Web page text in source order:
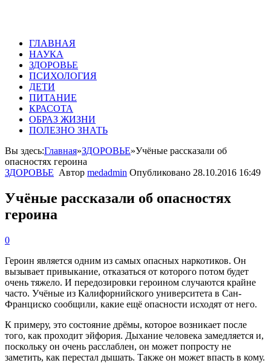
ГЛАВНАЯ
НАУКА
ЗДОРОВЬЕ
ПСИХОЛОГИЯ
ДЕТИ
ПИТАНИЕ
КРАСОТА
ОБРАЗ ЖИЗНИ
ПОЛЕЗНО ЗНАТЬ
Вы здесь:Главная»ЗДОРОВЬЕ»Учёные рассказали об
опасностях героина
ЗДОРОВЬЕ Автор medadmin Опубликовано 28.10.2016 16:49
Учёные рассказали об опасностях
героина
0
Героин является одним из самых опасных наркотиков. Он
вызывает привыкание, отказаться от которого потом будет
очень тяжело. И передозировки героином случаются крайне
часто. Учёные из Калифорнийского университета в Сан-
Франциско сообщили, какие ещё опасности исходят от него.
К примеру, это состояние дрёмы, которое возникает после
того, как проходит эйфория. Дыхание человека замедляется и,
поскольку он очень расслаблен, он может попросту не
заметить, как перестал дышать. Также он может впасть в кому.